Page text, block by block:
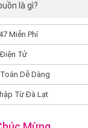
là gì?
Miễn Phí
Tử
Dễ Dàng
Từ Đà Lạt